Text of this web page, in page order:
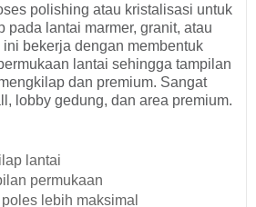
polishing atau kristalisasi untuk
pada lantai marmer, granit, atau
bekerja dengan membentuk
lantai sehingga tampilan
dan premium. Sangat
lobby gedung, dan area premium.
lantai
permukaan
lebih maksimal